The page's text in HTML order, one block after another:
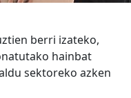
berri izateko,
hainbat
sektoreko azken